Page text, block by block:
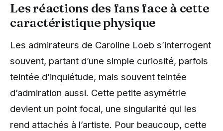
Les réactions des fans face à cette
caractéristique physique
Les admirateurs de Caroline Loeb s’interrogent
souvent, partant d’une simple curiosité, parfois
teintée d’inquiétude, mais souvent teintée
d’admiration aussi. Cette petite asymétrie
devient un point focal, une singularité qui les
rend attachés à l’artiste. Pour beaucoup, cette